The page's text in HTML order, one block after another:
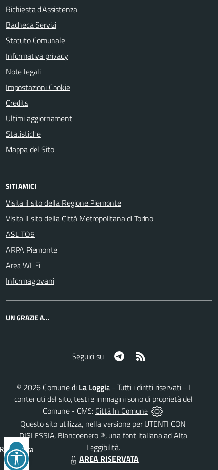
Richiesta d'Assistenza
Bacheca Servizi
Statuto Comunale
Informativa privacy
Note legali
Impostazioni Cookie
Credits
Ultimi aggiornamenti
Statistiche
Mappa del Sito
SITI AMICI
Visita il sito della Regione Piemonte
Visita il sito della Città Metropolitana di Torino
ASL TO5
ARPA Piemonte
Area WI-Fi
Informagiovani
UN GRAZIE A...
Seguici su Telegram
© 2026Comune di La Loggia- Tutti i diritti riservati - I
contenuti del sito, testi e immagini sono di proprietà del
Comune - CMS: Città In Comune
Questo sito utilizza, nella versione per UTENTI CON
DISLESSIA, Biancoenero ®, una font italiana ad Alta
Leggibilità.
AREA RISERVATA
Reimposta
tutto